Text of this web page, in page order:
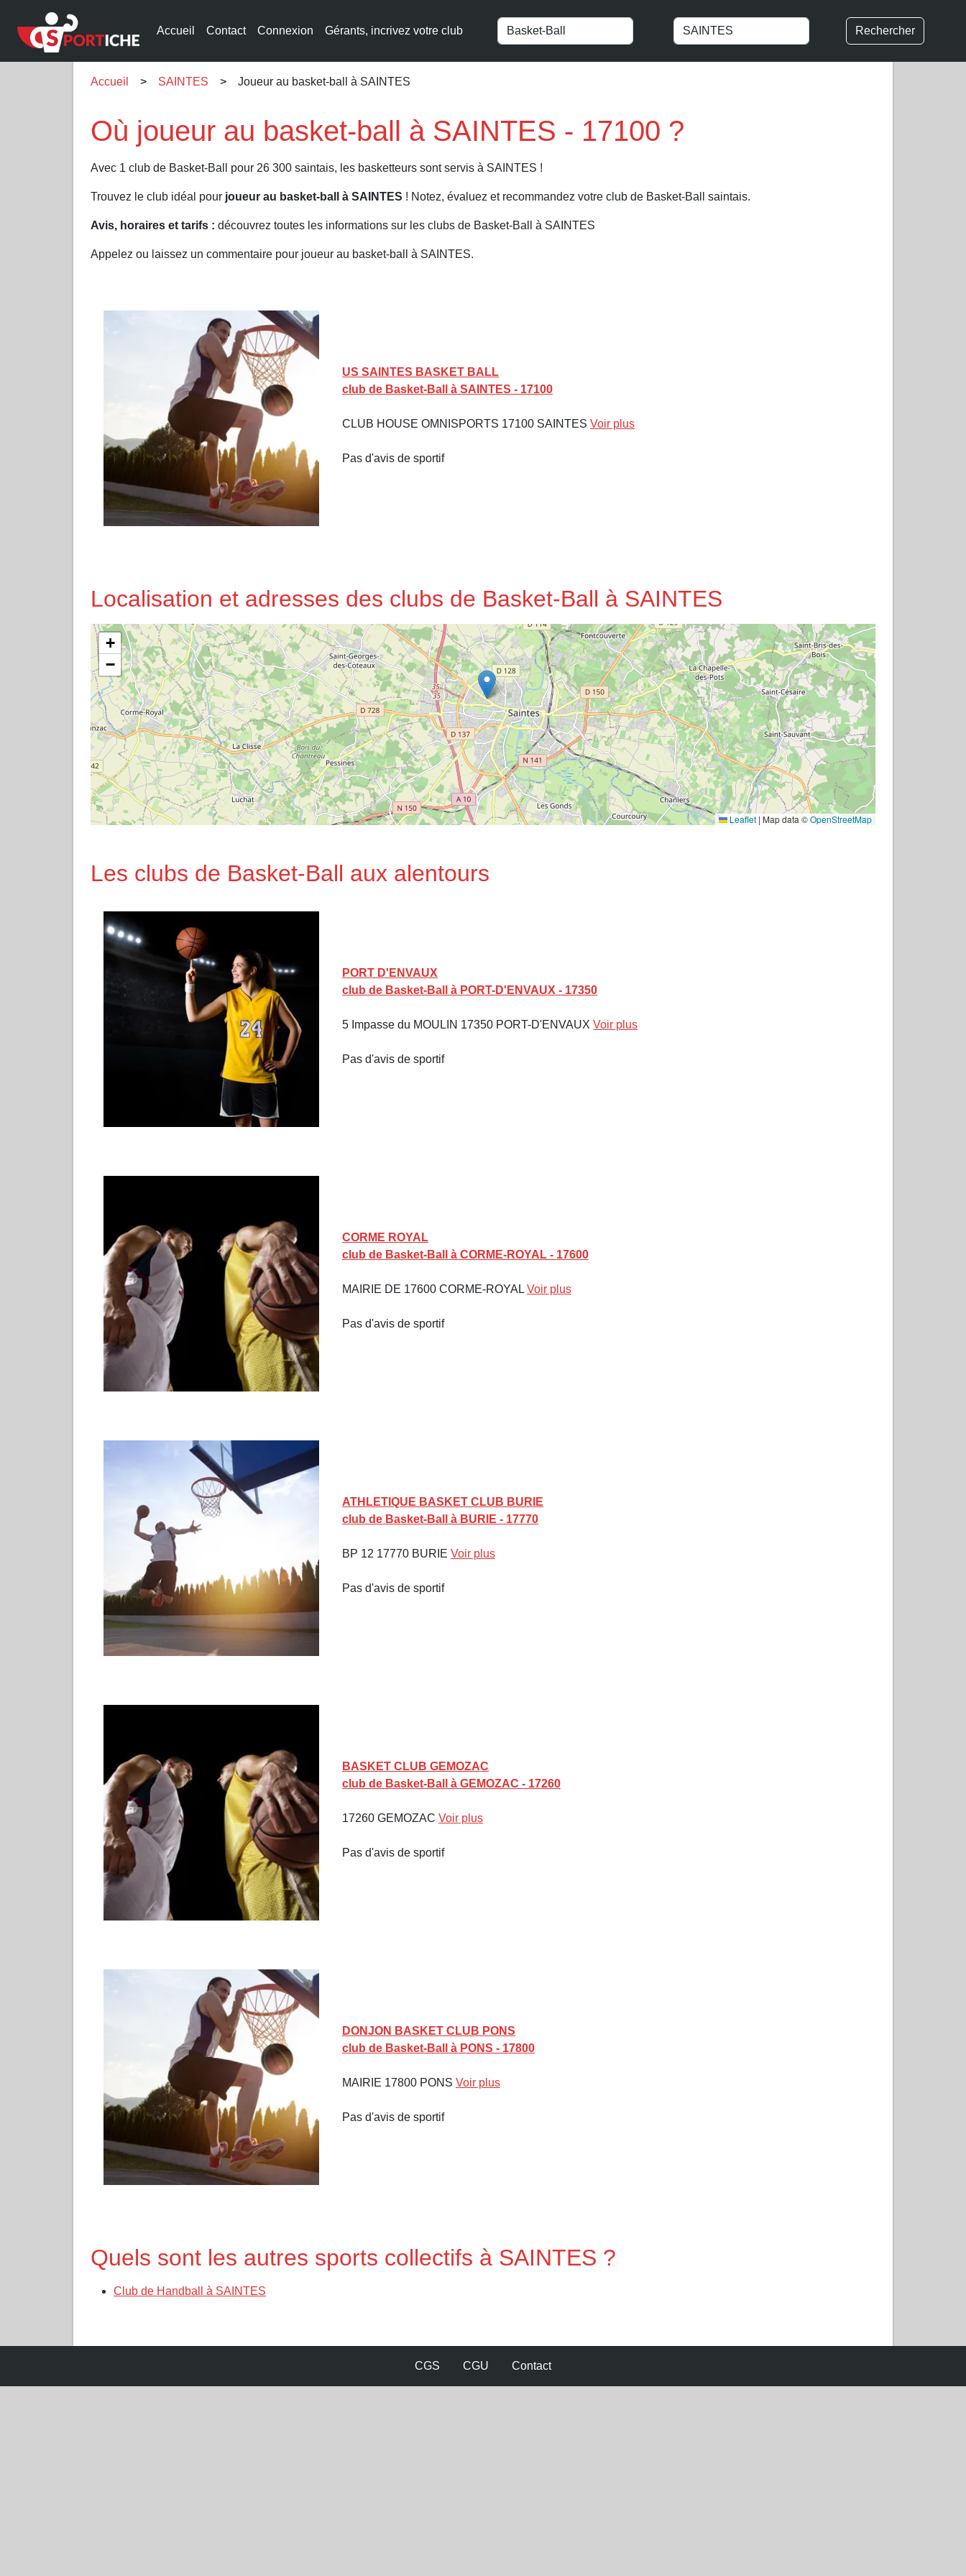
Accueil Contact Connexion Gérants, incrivez votre club Rechercher
Accueil SAINTES Joueur au basket-ball à SAINTES
Où joueur au basket-ball à SAINTES - 17100 ?
Avec 1 club de Basket-Ball pour 26 300 saintais, les basketteurs sont servis à SAINTES !
Trouvez le club idéal pour joueur au basket-ball à SAINTES ! Notez, évaluez et recommandez votre club de Basket-Ball saintais.
Avis, horaires et tarifs : découvrez toutes les informations sur les clubs de Basket-Ball à SAINTES
Appelez ou laissez un commentaire pour joueur au basket-ball à SAINTES.
US SAINTES BASKET BALL
club de Basket-Ball à SAINTES - 17100
CLUB HOUSE OMNISPORTS 17100 SAINTES Voir plus
Pas d'avis de sportif
Localisation et adresses des clubs de Basket-Ball à SAINTES
+
−
Leaflet | Map data ©OpenStreetMap
Les clubs de Basket-Ball aux alentours
PORT D'ENVAUX
club de Basket-Ball à PORT-D'ENVAUX - 17350
5 Impasse du MOULIN 17350 PORT-D'ENVAUX Voir plus
Pas d'avis de sportif
CORME ROYAL
club de Basket-Ball à CORME-ROYAL - 17600
MAIRIE DE 17600 CORME-ROYAL Voir plus
Pas d'avis de sportif
ATHLETIQUE BASKET CLUB BURIE
club de Basket-Ball à BURIE - 17770
BP 12 17770 BURIE Voir plus
Pas d'avis de sportif
BASKET CLUB GEMOZAC
club de Basket-Ball à GEMOZAC - 17260
17260 GEMOZAC Voir plus
Pas d'avis de sportif
DONJON BASKET CLUB PONS
club de Basket-Ball à PONS - 17800
MAIRIE 17800 PONS Voir plus
Pas d'avis de sportif
Quels sont les autres sports collectifs à SAINTES ?
Club de Handball à SAINTES
CGS CGU Contact